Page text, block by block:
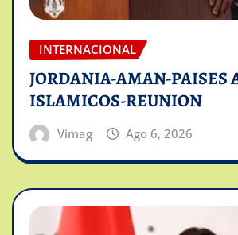
INTERNACIONAL
JORDANIA-AMAN-PAISES
ISLAMICOS-REUNION
Vimag Ago 6, 2026